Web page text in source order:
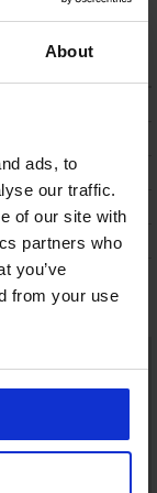
About
ads, to
our traffic.
of our site with
partners who
you’ve
from your use